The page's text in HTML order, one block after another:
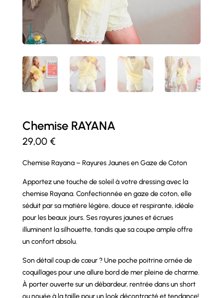
Chemise RAYANA
29,00 €
Chemise Rayana – Rayures Jaunes en Gaze de Coton
Apportez une touche de soleil à votre dressing avec la
chemise Rayana. Confectionnée en gaze de coton, elle
séduit par sa matière légère, douce et respirante, idéale
pour les beaux jours. Ses rayures jaunes et écrues
illuminent la silhouette, tandis que sa coupe ample offre
un confort absolu.
Son détail coup de cœur ? Une poche poitrine ornée de
coquillages pour une allure bord de mer pleine de charme.
À porter ouverte sur un débardeur, rentrée dans un short
ou nouée à la taille pour un look décontracté et tendance!